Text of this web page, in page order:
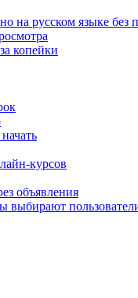
на русском языке без
копейки
курсов
объявления
выбирают